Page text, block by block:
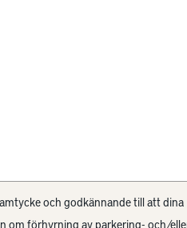
och godkännande till att dina
om förhyrning av parkering- och/